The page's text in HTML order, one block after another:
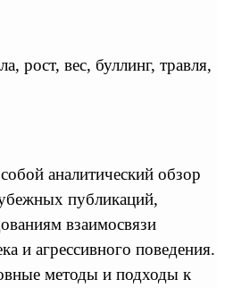
рост, вес, буллинг, травля,
аналитический обзор
публикаций,
взаимосвязи
и агрессивного поведения.
методы и подходы к